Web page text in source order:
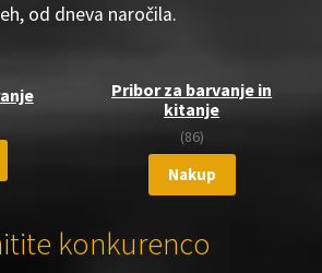
od dneva naročila.
Pribor za barvanje in
kitanje
(86)
Nakup
konkurenco